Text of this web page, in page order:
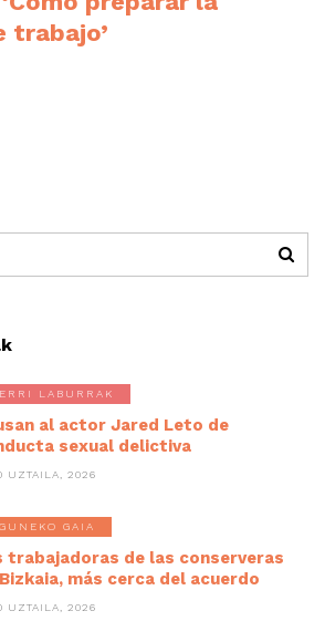
trabajo’
LABURRAK
al actor Jared Leto de
sexual delictiva
UZTAILA, 2026
GAIA
trabajadoras de las conserveras
más cerca del acuerdo
UZTAILA, 2026